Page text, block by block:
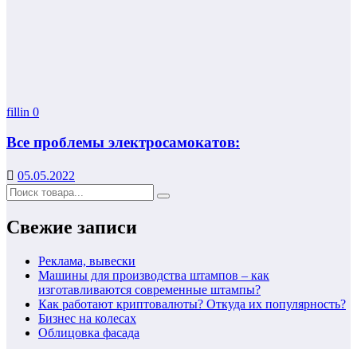
fillin 0
Все проблемы электросамокатов:
05.05.2022
Свежие записи
Реклама, вывески
Машины для производства штампов – как
изготавливаются современные штампы?
Как работают криптовалюты? Откуда их популярность?
Бизнес на колесах
Облицовка фасада